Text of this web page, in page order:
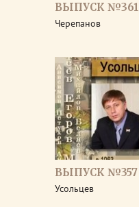
ВЫПУСК №361
Черепанов
ВЫПУСК №357
Усольцев